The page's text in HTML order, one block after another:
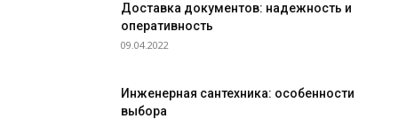
Доставка документов: надежность и
оперативность
09.04.2022
Инженерная сантехника: особенности
выбора